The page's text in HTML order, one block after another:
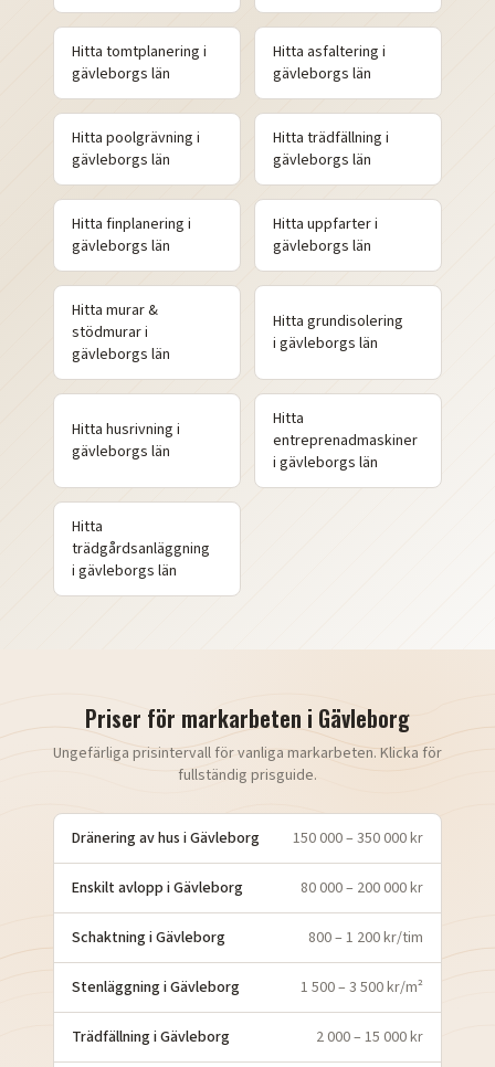
Hitta tomtplanering i
gävleborgs län
Hitta asfaltering i
gävleborgs län
Hitta poolgrävning i
gävleborgs län
Hitta trädfällning i
gävleborgs län
Hitta finplanering i
gävleborgs län
Hitta uppfarteri
gävleborgs län
Hitta murar &
stödmurari
gävleborgs län
Hitta grundisolering
i gävleborgs län
Hitta husrivning i
gävleborgs län
Hitta
entreprenadmaskiner
i gävleborgs län
Hitta
trädgårdsanläggning
i gävleborgs län
Priser för markarbeten i Gävleborg
Ungefärliga prisintervall för vanliga markarbeten. Klicka för
fullständig prisguide.
Dränering av hus iGävleborg 150 000 – 350 000 kr
Enskilt avlopp iGävleborg 80 000 – 200 000 kr
SchaktningiGävleborg 800 – 1 200 kr/tim
StenläggningiGävleborg 1 500 – 3 500 kr/m²
TrädfällningiGävleborg 2 000 – 15 000 kr